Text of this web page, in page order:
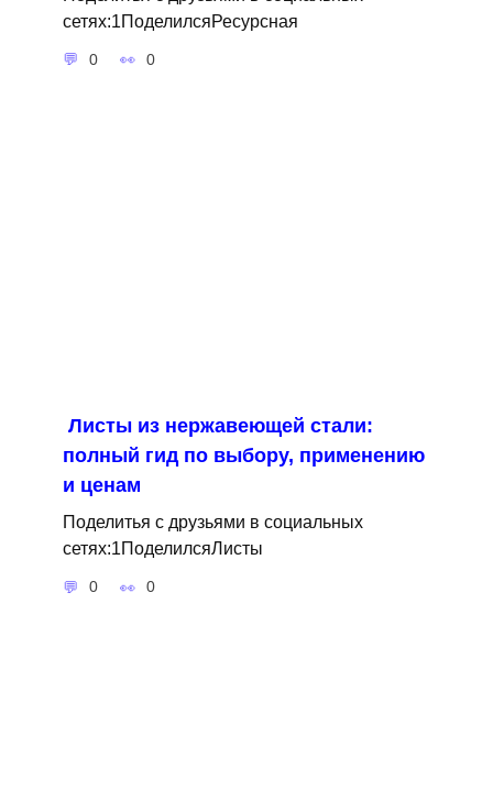
сетях:1ПоделилсяРесурсная
0 0
Листы из нержавеющей стали:
полный гид по выбору, применению
и ценам
Поделитья с друзьями в социальных
сетях:1ПоделилсяЛисты
0 0